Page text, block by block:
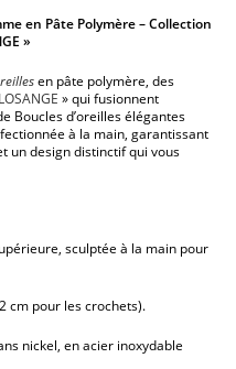
en Pâte Polymère – Collection
»
en pâte polymère, des
LOSANGE » qui fusionnent
Boucles d’oreilles élégantes
à la main, garantissant
un design distinctif qui vous
sculptée à la main pour
cm pour les crochets).
nickel, en acier inoxydable